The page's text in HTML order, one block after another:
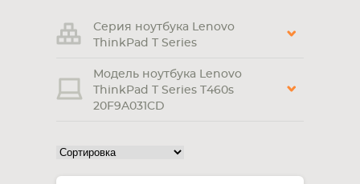
Пн-Вс:
ПЛАНШЕТА
Серия ноутбука Lenovo
ThinkPad T Series
Модель ноутбука Lenovo
ThinkPad T Series T460s
20F9A031CD